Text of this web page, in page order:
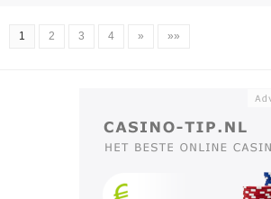
1 2 3 4 » »»